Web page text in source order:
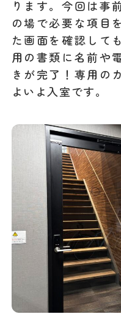
ります。今回は事
の場で必要な項目
た画面を確認して
用の書類に名前や
きが完了！専用の
よいよ入室です。